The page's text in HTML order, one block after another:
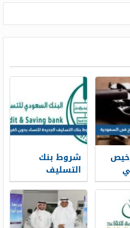
شروط بنك
التسليف
الجديدة 1448
للنساء بدون
كفيل